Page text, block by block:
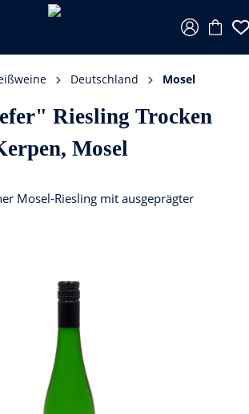
Deutschland Mosel
Riesling Trocken
Mosel
Mosel-Riesling mit ausgeprägter